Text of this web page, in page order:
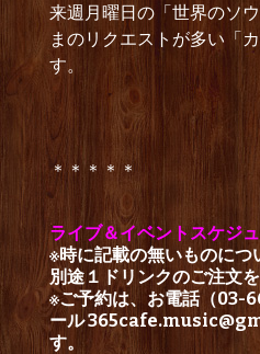
来週月曜日の「世界のソ
まのリクエストが多い「
す。
＊＊＊＊＊
ライブ＆イベントスケジ
※時に記載の無いものにつ
別途１ドリンクのご注文
※ご予約は、お電話（03-
ール
す。